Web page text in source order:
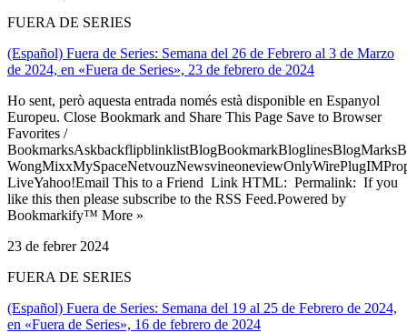
FUERA DE SERIES
(Español) Fuera de Series: Semana del 26 de Febrero al 3 de Marzo
de 2024, en «Fuera de Series», 23 de febrero de 2024
Ho sent, però aquesta entrada només està disponible en Espanyol
Europeu. Close Bookmark and Share This Page Save to Browser
Favorites /
LiveYahoo!Email This to a Friend Link HTML: Permalink: If you
like this then please subscribe to the RSS Feed.Powered by
Bookmarkify™ More »
23 de febrer 2024
FUERA DE SERIES
(Español) Fuera de Series: Semana del 19 al 25 de Febrero de 2024,
en «Fuera de Series», 16 de febrero de 2024